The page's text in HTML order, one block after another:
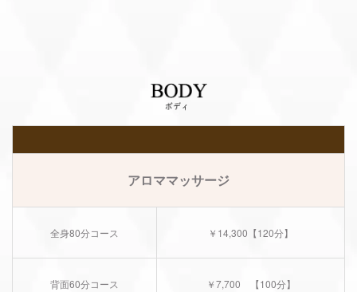
アロママッサージ
全身80分コース ￥14,300 【120分】
背面60分コース ￥7,700 【100分】